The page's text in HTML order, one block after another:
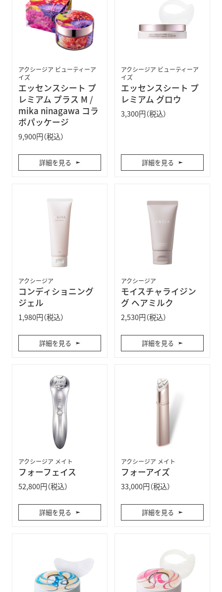
アクシージア ビューティーア
イズ
エッセンスシート プ
レミアム プラス M /
mika ninagawa コラ
ボパッケージ
9,900円（税込）
詳細を見る
アクシージア ビューティーア
イズ
エッセンスシート プ
レミアム グロウ
3,300円（税込）
詳細を見る
アクシージア
コンディショニング
ジェル
1,980円（税込）
詳細を見る
アクシージア
モイスチャライジン
グ ヘアミルク
2,530円（税込）
詳細を見る
アクシージア メイト
フォーフェイス
52,800円（税込）
詳細を見る
アクシージア メイト
フォーアイズ
33,000円（税込）
詳細を見る